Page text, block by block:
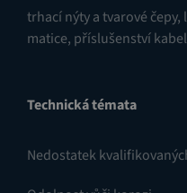
trhací nýty a tvarové čepy,
matice, příslušenství
Technická témata
Nedostatek